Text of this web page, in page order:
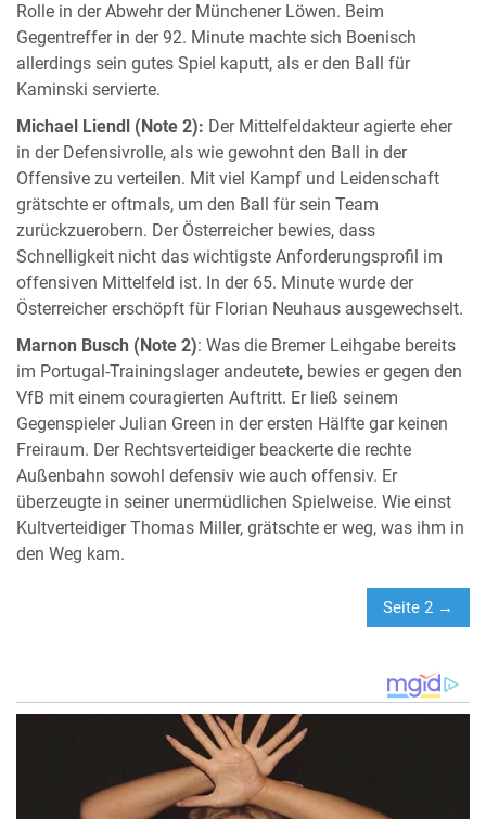
Rolle in der Abwehr der Münchener Löwen. Beim
Gegentreffer in der 92. Minute machte sich Boenisch
allerdings sein gutes Spiel kaputt, als er den Ball für
Kaminski servierte.
Michael Liendl (Note 2): Der Mittelfeldakteur agierte eher
in der Defensivrolle, als wie gewohnt den Ball in der
Offensive zu verteilen. Mit viel Kampf und Leidenschaft
grätschte er oftmals, um den Ball für sein Team
zurückzuerobern. Der Österreicher bewies, dass
Schnelligkeit nicht das wichtigste Anforderungsprofil im
offensiven Mittelfeld ist. In der 65. Minute wurde der
Österreicher erschöpft für Florian Neuhaus ausgewechselt.
Marnon Busch (Note 2): Was die Bremer Leihgabe bereits
im Portugal-Trainingslager andeutete, bewies er gegen den
VfB mit einem couragierten Auftritt. Er ließ seinem
Gegenspieler Julian Green in der ersten Hälfte gar keinen
Freiraum. Der Rechtsverteidiger beackerte die rechte
Außenbahn sowohl defensiv wie auch offensiv. Er
überzeugte in seiner unermüdlichen Spielweise. Wie einst
Kultverteidiger Thomas Miller, grätschte er weg, was ihm in
den Weg kam.
Seite 2 →